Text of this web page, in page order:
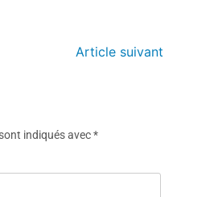
Article suivant
indiqués avec*